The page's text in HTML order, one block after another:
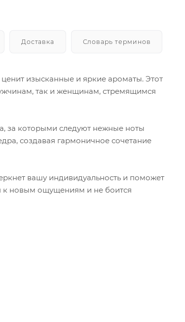
Доставка Словарь терминов
изысканные и яркие ароматы. Этот
так и женщинам, стремящимся
за которыми следуют нежные ноты
создавая гармоничное сочетание
вашу индивидуальность и поможет
к новым ощущениям и не боится